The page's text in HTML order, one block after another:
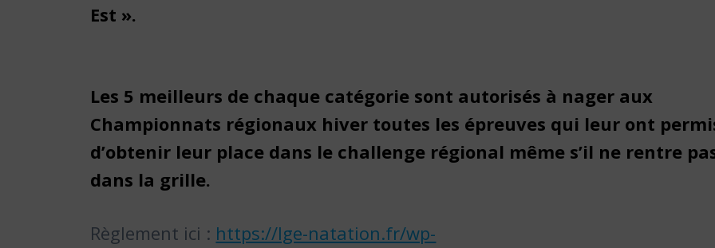
Est ».
Les 5 meilleurs de chaque catégorie sont autorisés à nager aux
Championnats régionaux hiver toutes les épreuves qui leur ont
d’obtenir leur place dans le challenge régional même s’il ne rentre
dans la grille.
Règlement ici : https://lge-natation.fr/wp-